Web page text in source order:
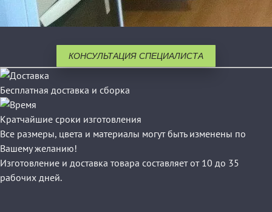
КОНСУЛЬТАЦИЯ СПЕЦИАЛИСТА
Бесплатная доставка и сборка
Кратчайшие сроки изготовления
Все размеры, цвета и материалы могут быть изменены по
Вашему желанию!
Изготовление и доставка товара составляет от 10 до 35
рабочих дней.